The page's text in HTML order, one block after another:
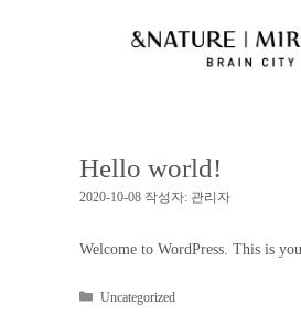
Hello world!
2020-10-08 작성자: 관리자
Welcome to WordPress. This is
Uncategorized